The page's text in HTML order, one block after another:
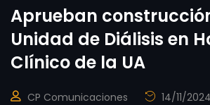
Aprueban
Unidad de Diálisis en
Clínico de la UA
CP Comunicaciones 14/11/2024